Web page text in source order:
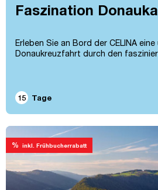
Faszination
Erleben Sie an Bord der CELINA
Donaukreuzfahrt durch den
15 Tage
% inkl. Frühbucherrabatt